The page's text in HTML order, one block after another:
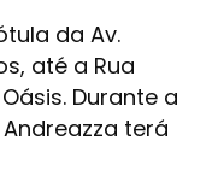
da Av.
até a Rua
Durante a
terá